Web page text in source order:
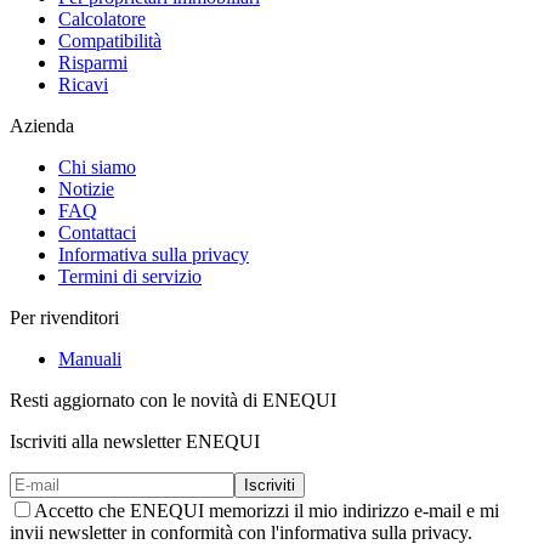
Calcolatore
Compatibilità
Risparmi
Ricavi
Azienda
Chi siamo
Notizie
FAQ
Contattaci
Informativa sulla privacy
Termini di servizio
Per rivenditori
Manuali
Resti aggiornato con le novità di ENEQUI
Iscriviti alla newsletter ENEQUI
Iscriviti
Accetto che ENEQUI memorizzi il mio indirizzo e-mail e mi
invii newsletter in conformità con l'informativa sulla privacy.